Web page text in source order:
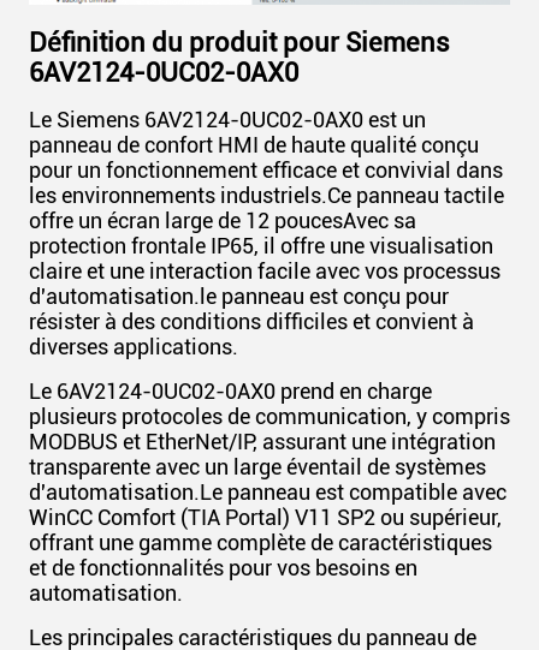
Définition du produit pour Siemens
6AV2124-0UC02-0AX0
Le Siemens 6AV2124-0UC02-0AX0 est un
panneau de confort HMI de haute qualité conçu
pour un fonctionnement efficace et convivial dans
les environnements industriels.Ce panneau tactile
offre un écran large de 12 poucesAvec sa
protection frontale IP65, il offre une visualisation
claire et une interaction facile avec vos processus
d'automatisation.le panneau est conçu pour
résister à des conditions difficiles et convient à
diverses applications.
Le 6AV2124-0UC02-0AX0 prend en charge
plusieurs protocoles de communication, y compris
MODBUS et EtherNet/IP, assurant une intégration
transparente avec un large éventail de systèmes
d'automatisation.Le panneau est compatible avec
WinCC Comfort (TIA Portal) V11 SP2 ou supérieur,
offrant une gamme complète de caractéristiques
et de fonctionnalités pour vos besoins en
automatisation.
Les principales caractéristiques du panneau de